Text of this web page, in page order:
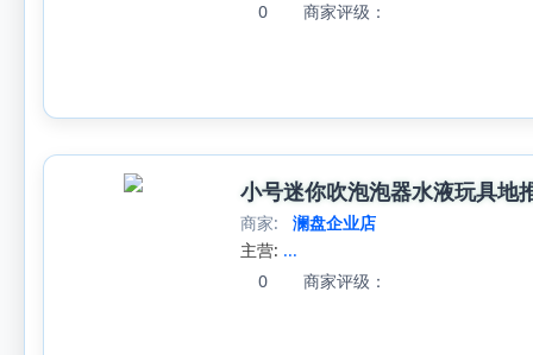
0
商家评级：
小号迷你吹泡泡器水液玩具地
商家:
澜盘企业店
主营: ...
0
商家评级：